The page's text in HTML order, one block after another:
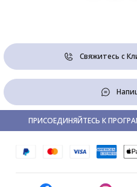
Свяжитесь с
ПРИСОЕДИНЯЙТЕСЬ К